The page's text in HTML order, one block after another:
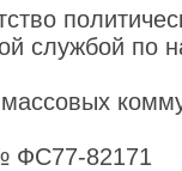
службой по
ФС77-82171